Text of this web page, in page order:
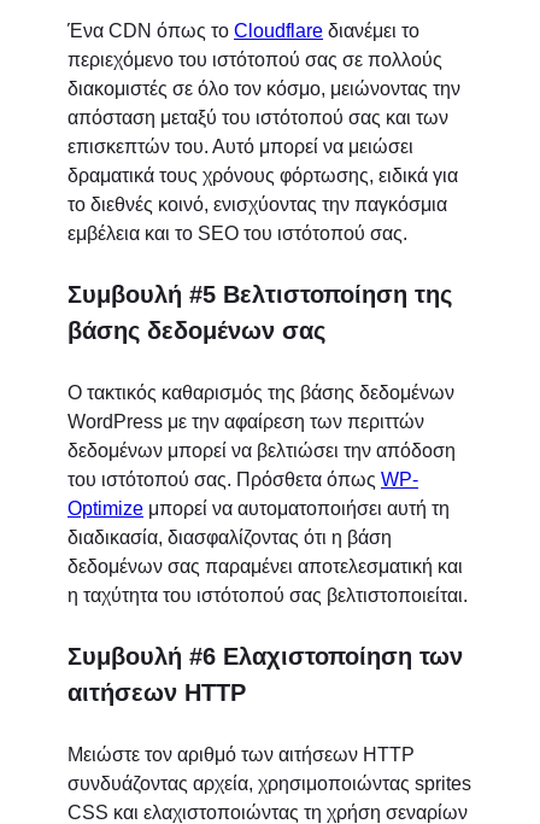
Ένα CDN όπως το Cloudflare διανέμει το
περιεχόμενο του ιστότοπού σας σε πολλούς
διακομιστές σε όλο τον κόσμο, μειώνοντας την
απόσταση μεταξύ του ιστότοπού σας και των
επισκεπτών του. Αυτό μπορεί να μειώσει
δραματικά τους χρόνους φόρτωσης, ειδικά για
το διεθνές κοινό, ενισχύοντας την παγκόσμια
εμβέλεια και το SEO του ιστότοπού σας.
Συμβουλή #5 Βελτιστοποίηση της
βάσης δεδομένων σας
Ο τακτικός καθαρισμός της βάσης δεδομένων
WordPress με την αφαίρεση των περιττών
δεδομένων μπορεί να βελτιώσει την απόδοση
του ιστότοπού σας. Πρόσθετα όπως WP-
Optimize μπορεί να αυτοματοποιήσει αυτή τη
διαδικασία, διασφαλίζοντας ότι η βάση
δεδομένων σας παραμένει αποτελεσματική και
η ταχύτητα του ιστότοπού σας βελτιστοποιείται.
Συμβουλή #6 Ελαχιστοποίηση των
αιτήσεων HTTP
Μειώστε τον αριθμό των αιτήσεων HTTP
συνδυάζοντας αρχεία, χρησιμοποιώντας sprites
CSS και ελαχιστοποιώντας τη χρήση σεναρίων